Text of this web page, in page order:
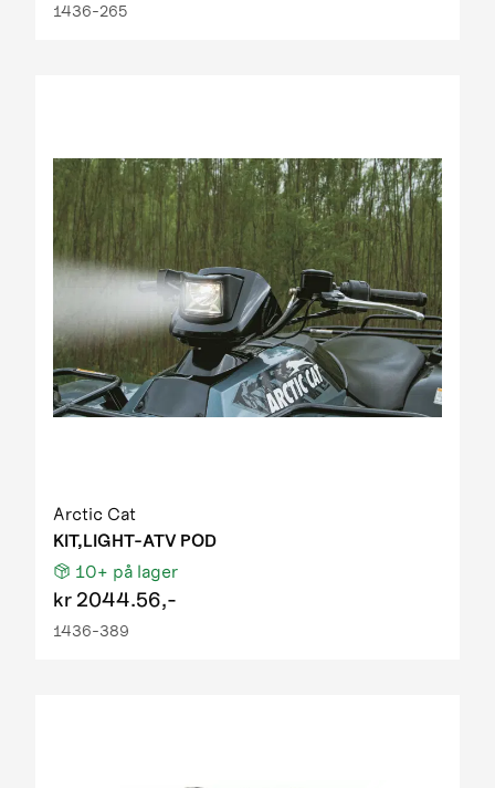
1436-265
Arctic Cat
KIT,LIGHT-ATV POD
10+ på lager
kr 2044.56,-
1436-389